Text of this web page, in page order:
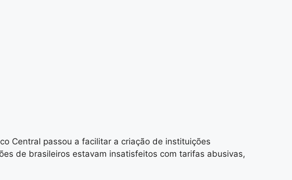
Central passou a facilitar a criação de instituições
de brasileiros estavam insatisfeitos com tarifas abusivas,